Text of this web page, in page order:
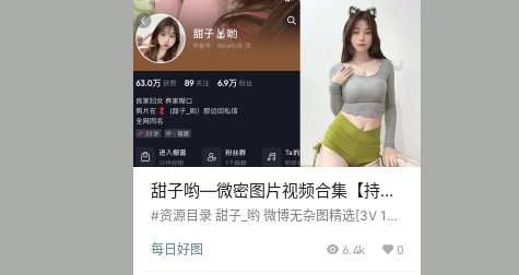
甜子哟—微密图片视频合集【持续
更新】
#资源目录 甜子_哟 微博无杂图精选[3V 13
份[100V 270MB]【0708】 TZ.001 甜子哟
每日好图 6.4k 0